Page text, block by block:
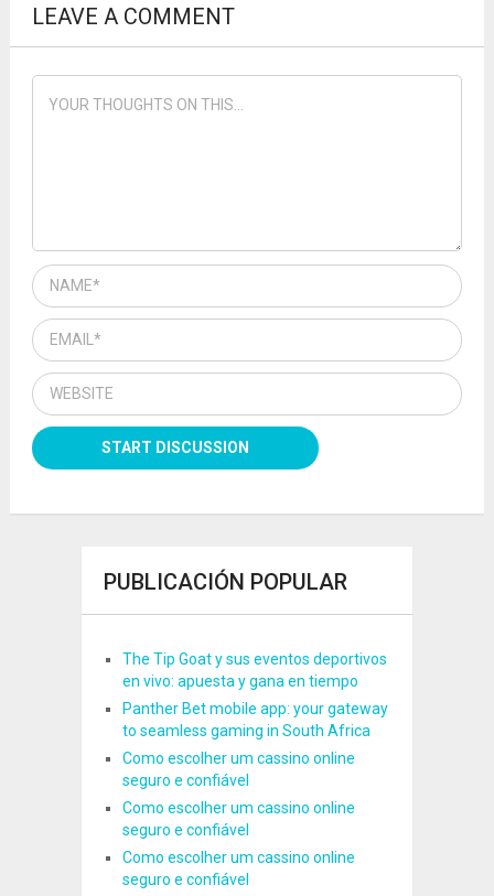
LEAVE A COMMENT
PUBLICACIÓN POPULAR
The Tip Goat y sus eventos deportivos
en vivo: apuesta y gana en tiempo
Panther Bet mobile app: your gateway
to seamless gaming in South Africa
Como escolher um cassino online
seguro e confiável
Como escolher um cassino online
seguro e confiável
Como escolher um cassino online
seguro e confiável